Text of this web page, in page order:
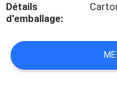
VISITE
L'USINE
Détails
d'emballage: